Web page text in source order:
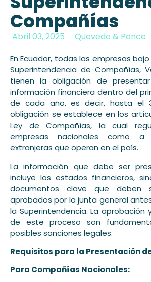
Compañías
Abril 03, 2025 Quevedo & Ponce
En Ecuador, todas las empresas
Superintendencia de Compañías,
tienen la obligación de
información financiera dentro del
de cada año, es decir, hasta el
obligación se establece en los
Ley de Compañías, la cual
empresas nacionales como a
extranjeras que operan en el país.
La información que debe ser
incluye los estados financieros,
documentos clave que deben
aprobados por la junta general
la Superintendencia. La aprobación
de este proceso son
posibles sanciones legales.
Requisitos para la Presentación
Para Compañías Nacionales: